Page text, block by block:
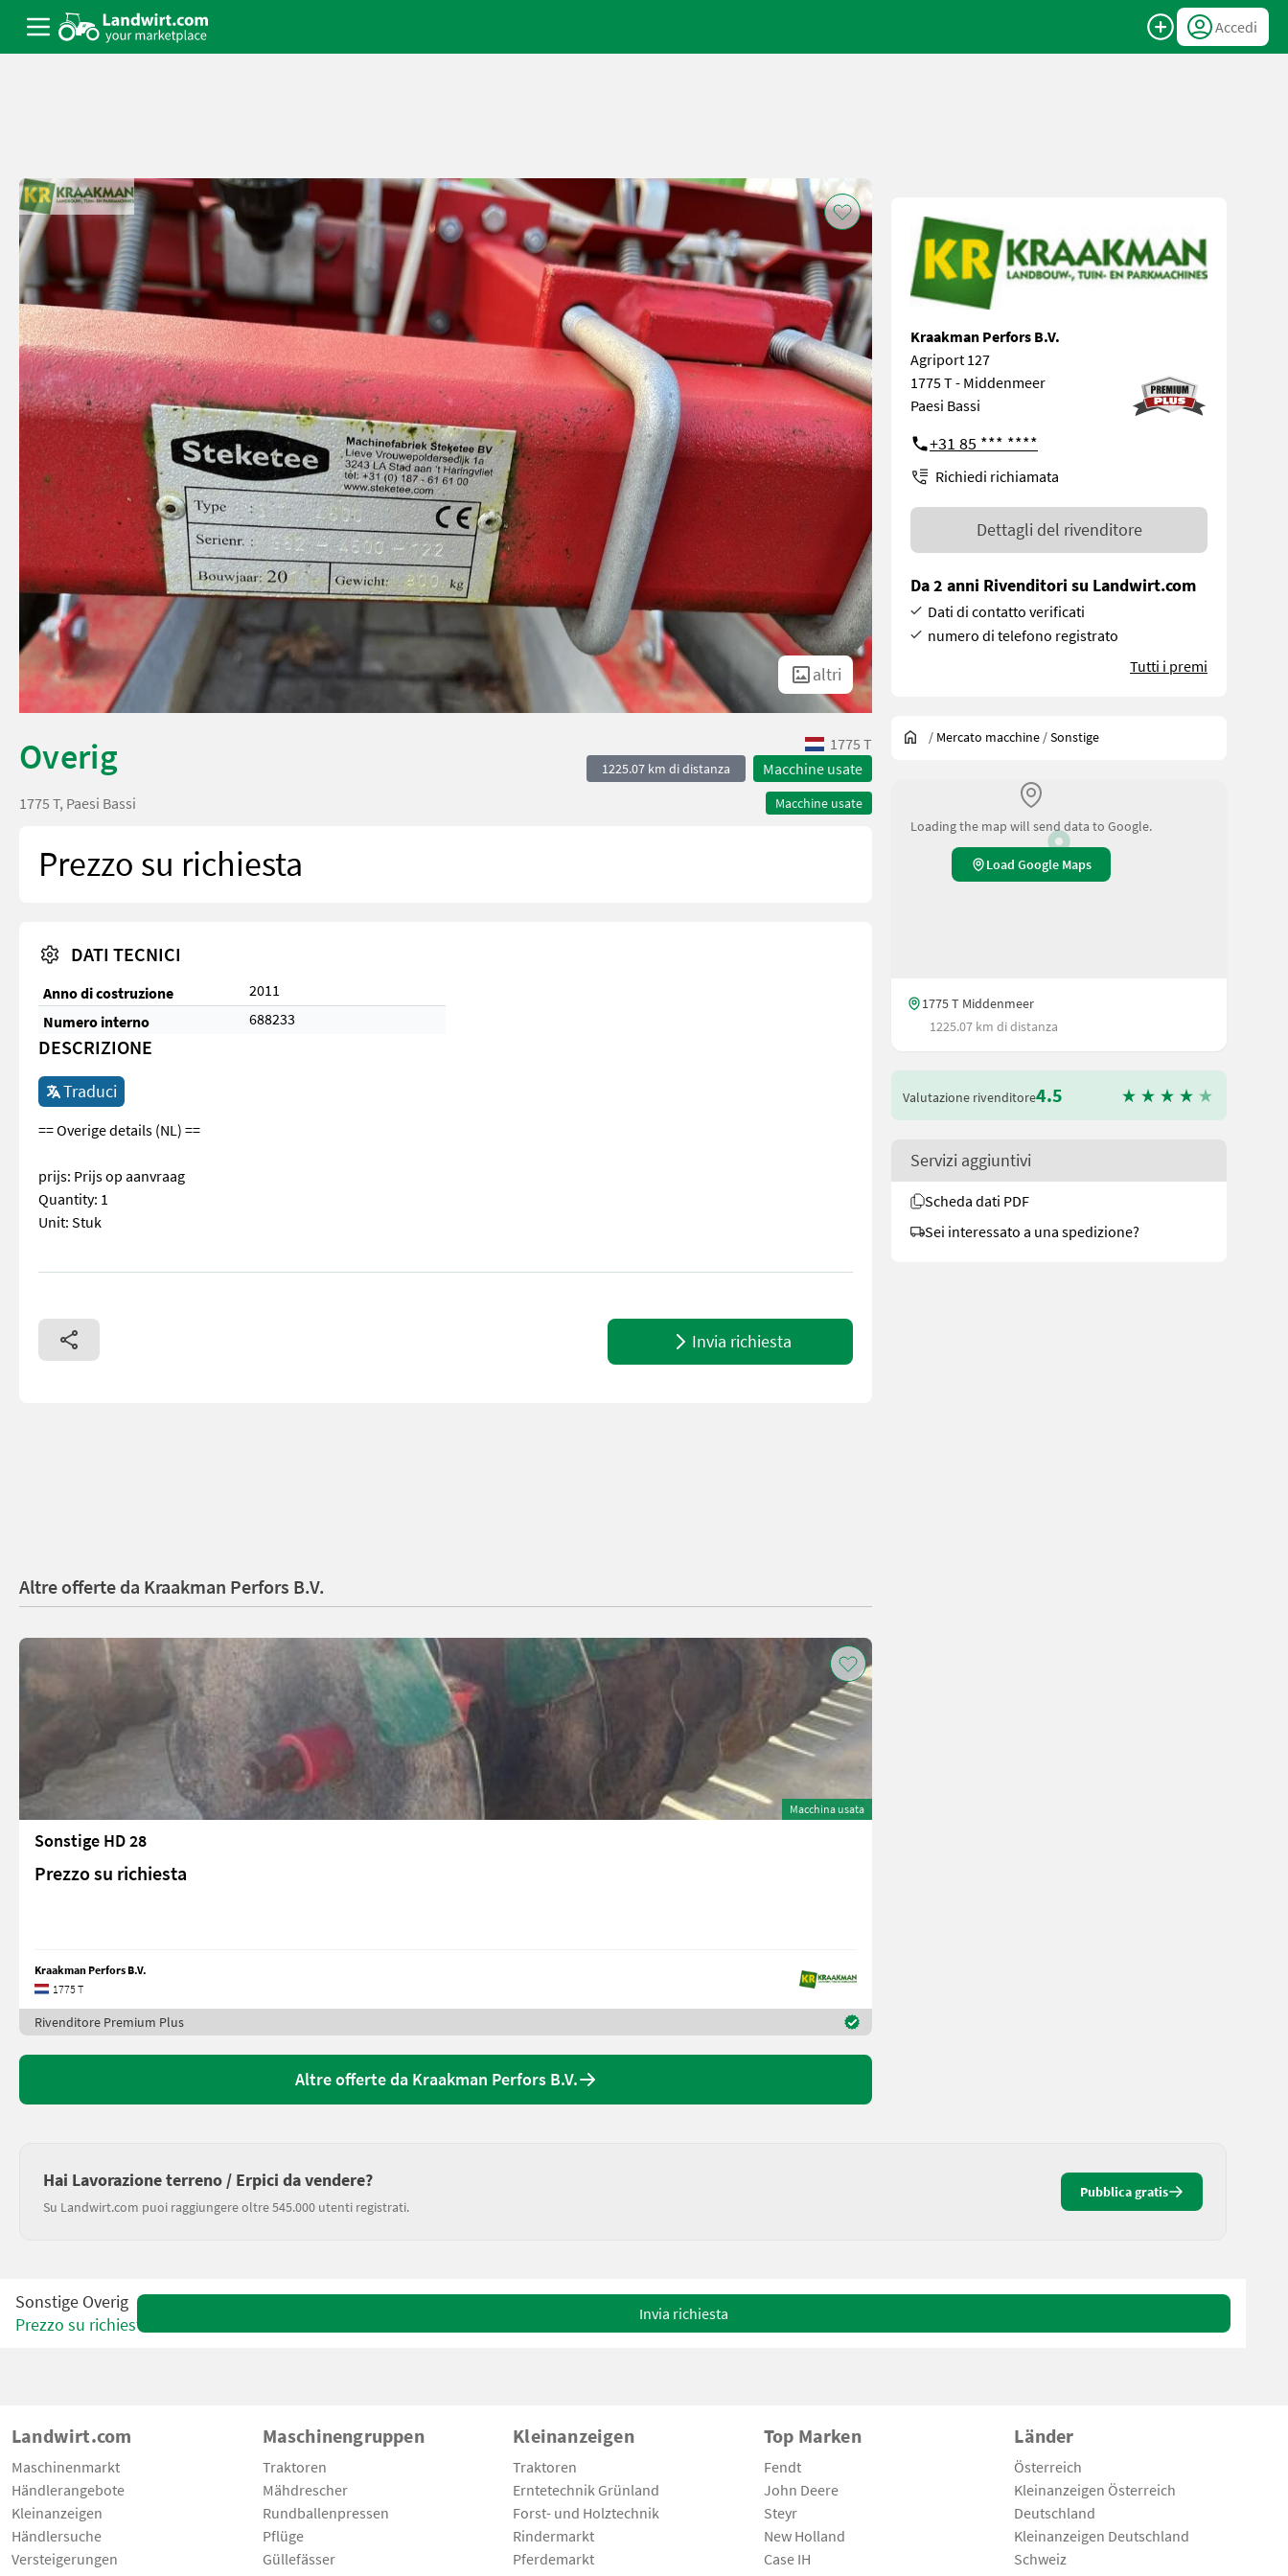
Accedi
altri
Overig 1775 T
1225.07 km di distanza Macchine usate
Macchine usate
1775 T, Paesi Bassi
Prezzo su richiesta
DATI TECNICI
Anno di costruzione
2011
Numero interno
688233
DESCRIZIONE
Traduci
== Overige details (NL) ==
prijs: Prijs op aanvraag
Quantity: 1
Unit: Stuk
== Overige details (NL) == prijs: Prijs op aanvraag Quantity: 1 Unit: Stuk
Invia richiesta
Kraakman Perfors B.V.
Agriport 127
1775 T - Middenmeer
Paesi Bassi
+31 85 *** ****
Richiedi richiamata
Dettagli del rivenditore
Da 2 anni Rivenditori su Landwirt.com
Dati di contatto verificati
numero di telefono registrato
Tutti i premi
/ Mercato macchine /Sonstige
Loading the map will send data to Google.
Load Google Maps
1775 T Middenmeer
1225.07 km di distanza
Valutazione rivenditore4.5
Servizi aggiuntivi
Scheda dati PDF
Sei interessato a una spedizione?
Altre offerte da Kraakman Perfors B.V.
Macchina usata
Sonstige HD 28
Prezzo su richiesta
Kraakman Perfors B.V.
1775 T
Rivenditore Premium Plus
Altre offerte da Kraakman Perfors B.V.
Hai Lavorazione terreno / Erpici da vendere?
Su Landwirt.com puoi raggiungere oltre 545.000 utenti registrati.
Pubblica gratis
Sonstige Overig
Prezzo su richiesta
Invia richiesta
Landwirt.com
Maschinenmarkt
Händlerangebote
Kleinanzeigen
Händlersuche
Versteigerungen
Maschinengruppen
Traktoren
Mähdrescher
Rundballenpressen
Pflüge
Güllefässer
Kleinanzeigen
Traktoren
Erntetechnik Grünland
Forst- und Holztechnik
Rindermarkt
Pferdemarkt
Top Marken
Fendt
John Deere
Steyr
New Holland
Case IH
Länder
Österreich
Kleinanzeigen Österreich
Deutschland
Kleinanzeigen Deutschland
Schweiz